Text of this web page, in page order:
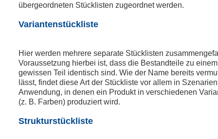
übergeordneten Stücklisten zugeordnet werden.
Variantenstückliste
Hier werden mehrere separate Stücklisten
Voraussetzung hierbei ist, dass die Bestandteile zu einem
gewissen Teil identisch sind. Wie der Name bereits
lässt, findet diese Art der Stückliste vor allem in Szenarien
Anwendung, in denen ein Produkt in verschiedenen
(z. B. Farben) produziert wird.
Strukturstückliste